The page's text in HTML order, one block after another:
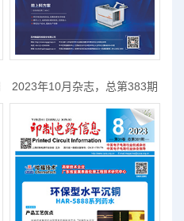
2023年10月杂志，总第383期